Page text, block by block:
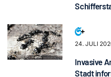
24. JULI
Invasive
Stadt